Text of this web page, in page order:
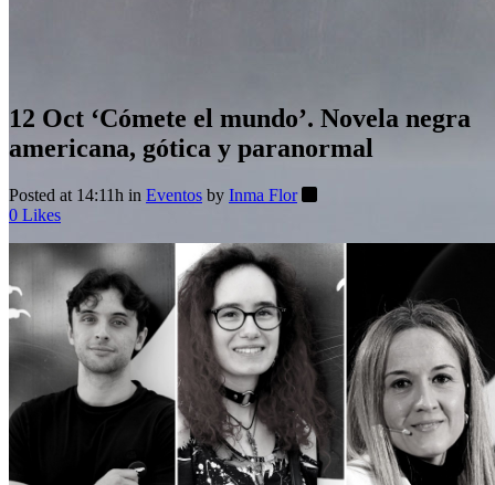
12 Oct ‘Cómete el mundo’. Novela negra
americana, gótica y paranormal
Posted at 14:11h in Eventos by Inma Flor
0 Likes